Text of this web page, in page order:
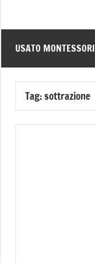
USATO MONTESSORI
Tag:sottrazione